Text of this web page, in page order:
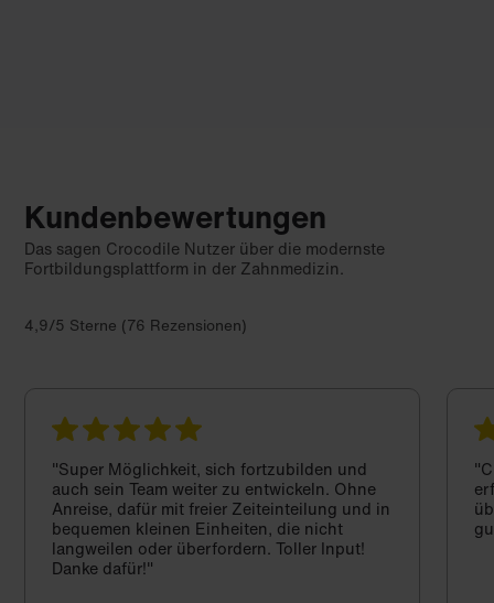
Kundenbewertungen
Das sagen Crocodile Nutzer über die modernste
Fortbildungsplattform in der Zahnmedizin.
4,9/5 Sterne (76 Rezensionen)
"Super Möglichkeit, sich fortzubilden und
auch sein Team weiter zu entwickeln. Ohne
Anreise, dafür mit freier Zeiteinteilung und in
bequemen kleinen Einheiten, die nicht
langweilen oder überfordern. Toller Input!
Danke dafür!"